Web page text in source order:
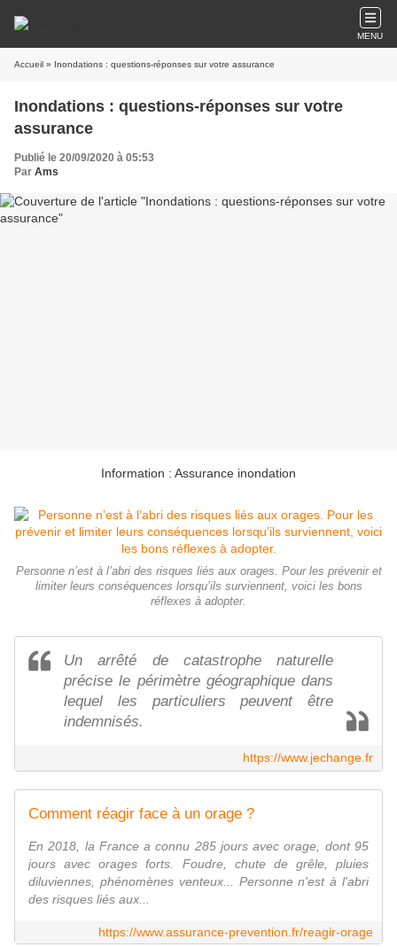
MENU
Accueil » Inondations : questions-réponses sur votre assurance
Inondations : questions-réponses sur votre
assurance
Publié le 20/09/2020 à 05:53
Par Ams
Information : Assurance inondation
Personne n’est à l’abri des risques liés aux orages. Pour les prévenir et
limiter leurs conséquences lorsqu’ils surviennent, voici les bons
réflexes à adopter.
Un arrêté de catastrophe naturelle
précise le périmètre géographique dans
lequel les particuliers peuvent être
indemnisés.
https://www.jechange.fr
Comment réagir face à un orage ?
En 2018, la France a connu 285 jours avec orage, dont 95
jours avec orages forts. Foudre, chute de grêle, pluies
diluviennes, phénomènes venteux... Personne n'est à l'abri
des risques liés aux...
https://www.assurance-prevention.fr/reagir-orage